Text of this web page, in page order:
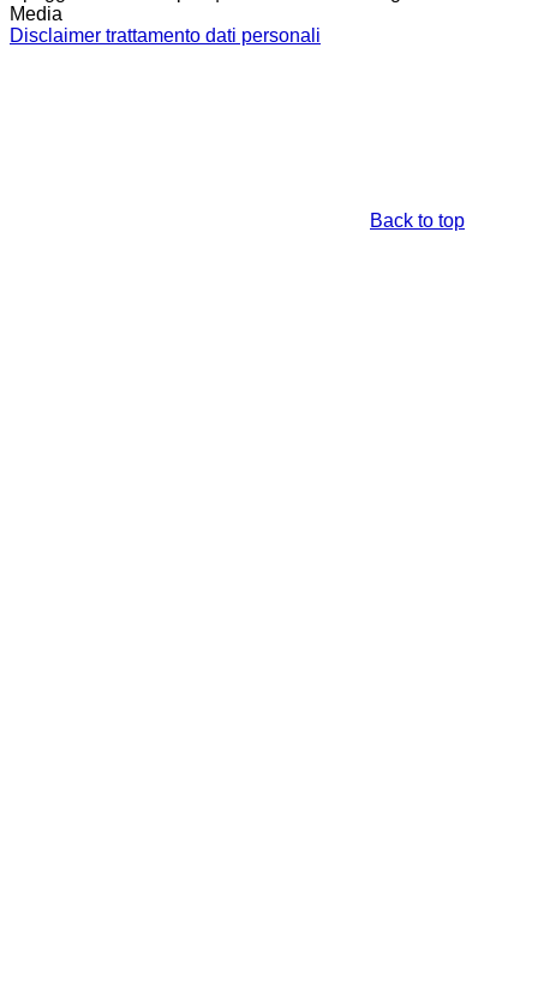
Media
Disclaimer trattamento dati personali
Back to top